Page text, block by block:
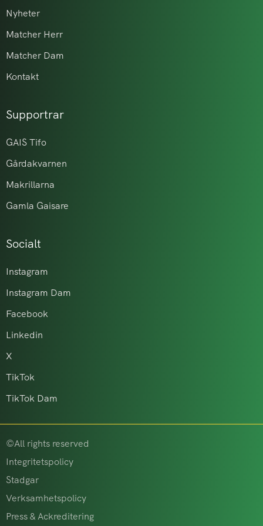
Nyheter
Matcher Herr
Matcher Dam
Kontakt
Supportrar
GAIS Tifo
Gårdakvarnen
Makrillarna
Gamla Gaisare
Socialt
Instagram
Instagram Dam
Facebook
Linkedin
X
TikTok
TikTok Dam
©All rights reserved
Integritetspolicy
Stadgar
Verksamhetspolicy
Press & Ackreditering